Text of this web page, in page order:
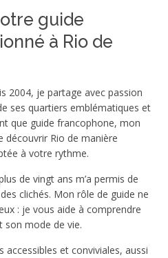
guide
à Rio de
2004, je partage avec passion
ses quartiers emblématiques et
que guide francophone, mon
Rio de manière
à votre rythme.
de vingt ans m’a permis de
clichés. Mon rôle de guide ne
: je vous aide à comprendre
son mode de vie.
accessibles et conviviales, aussi